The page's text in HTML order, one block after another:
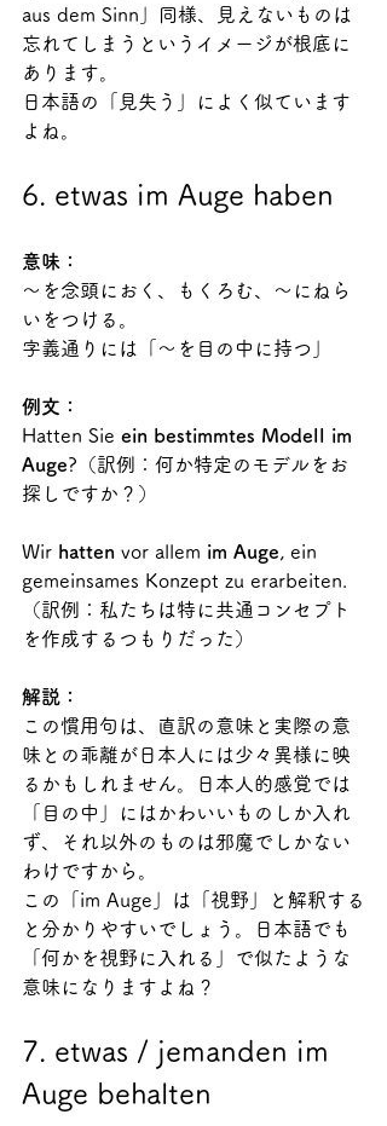
aus dem Sinn」同様、見えないものは
忘れてしまうというイメージが根底に
あります。
日本語の「見失う」によく似ています
よね。
6. etwas im Auge haben
意味：
～を念頭におく、もくろむ、～にねら
いをつける。
字義通りには「～を目の中に持つ」
例文：
Hatten Sie ein bestimmtes Modell im
Auge?（訳例：何か特定のモデルをお
探しですか？）
Wir hatten vor allem im Auge , ein
gemeinsames Konzept zu erarbeiten.
（訳例：私たちは特に共通コンセプト
を作成するつもりだった）
解説：
この慣用句は、直訳の意味と実際の意
味との乖離が日本人には少々異様に映
るかもしれません。日本人的感覚では
「目の中」にはかわいいものしか入れ
ず、それ以外のものは邪魔でしかない
わけですから。
この「im Auge」は「視野」と解釈する
と分かりやすいでしょう。日本語でも
「何かを視野に入れる」で似たような
意味になりますよね？
7. etwas / jemanden im
Auge behalten